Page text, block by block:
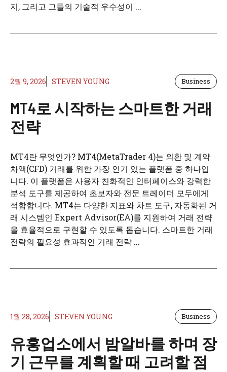
지, 그리고 그들의 기술적 우수성이 ...
2월 9, 2026 STEVEN YOUNG Business
MT4로 시작하는 스마트한 거래
전략
MT4란 무엇인가? MT4(MetaTrader 4)는 외환 및 계약
차액(CFD) 거래를 위한 가장 인기 있는 플랫폼 중 하나입
니다. 이 플랫폼은 사용자 친화적인 인터페이스와 강력한
분석 도구를 제공하여 초보자와 전문 트레이더 모두에게
적합합니다. MT4는 다양한 지표와 차트 도구, 자동화된 거
래 시스템인 Expert Advisor(EA)를 지원하여 거래 전략
을 효율적으로 구현할 수 있도록 돕습니다. 스마트한 거래
전략의 필요성 효과적인 거래 전략 ...
1월 28, 2026 STEVEN YOUNG Business
유흥업소에서 밤알바를 하며 장
기 근무를 계획할 때 고려할 점